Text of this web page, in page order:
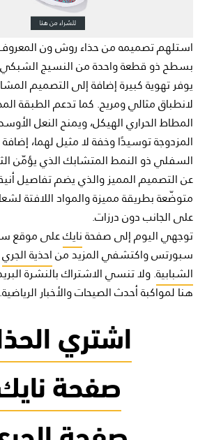
استلهم تصميمه من حذاء روش ون
بسطح ذو قطعة واحدة من النسيج
يوفر تهوية كبيرة إضافة إلى التصميم
لانطباق مثالي ومريح. كما تدعم الطبقة
المطاط الحراري الهيكل، ويمنح النعل
المزدوجة توسيدًا وخفة لا مثيل لهما،
السفلي ذو النمط المتشابك الذي يؤمّن
عن التصميم المميز والذي يضم تفاصيل
متوضّعة بطريقة مميزة والمواد اللافتة
على الجانب دون درزات.
توجهي اليوم إلى صفحةنايكعلى موقع
سبورتس واكتشفي المزيد مناحذية الجري
الشبابية. ولا تنسي الاشتراك بالنشرة
هنا لمواكبة أحدث الصيحات والأخبار الرياضية.
اشتري
صفحة